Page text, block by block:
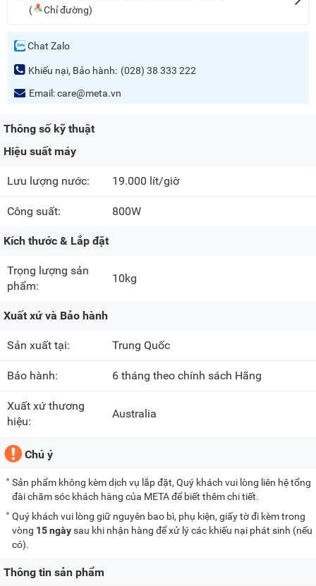
(
Chỉ đường)
Chat Zalo
Khiếu nại, Bảo hành: (028) 38 333 222
Email:care@meta.vn
Thông số kỹ thuật
Hiệu suất máy
Lưu lượng nước: 19.000 lít/giờ
Công suất: 800W
Kích thước & Lắp đặt
Trọng lượng sản
phẩm:
10kg
Xuất xứ và Bảo hành
Sản xuất tại: Trung Quốc
Bảo hành: 6 tháng theo chính sách Hãng
Xuất xứ thương
hiệu:
Australia
Chú ý
Sản phẩm không kèm dịch vụ lắp đặt, Quý khách vui lòng liên hệ tổng
đài chăm sóc khách hàng của META để biết thêm chi tiết.
Quý khách vui lòng giữ nguyên bao bì, phụ kiện, giấy tờ đi kèm trong
vòng 15 ngàysau khi nhận hàng để xử lý các khiếu nại phát sinh (nếu
có).
Thông tin sản phẩm